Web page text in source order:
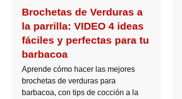
Brochetas de Verduras a
la parrilla: VIDEO 4 ideas
fáciles y perfectas para tu
barbacoa
Aprende cómo hacer las mejores
brochetas de verduras para
barbacoa, con tips de cocción a la